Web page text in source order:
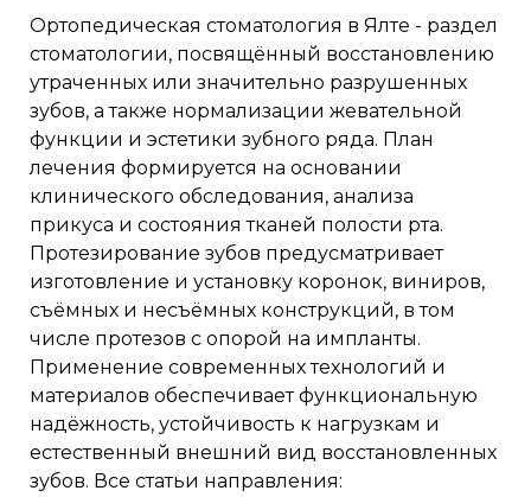
Ортопедическая стоматология в Ялте - раздел
стоматологии, посвящённый восстановлению
утраченных или значительно разрушенных
зубов, а также нормализации жевательной
функции и эстетики зубного ряда. План
лечения формируется на основании
клинического обследования, анализа
прикуса и состояния тканей полости рта.
Протезирование зубов предусматривает
изготовление и установку коронок, виниров,
съёмных и несъёмных конструкций, в том
числе протезов с опорой на импланты.
Применение современных технологий и
материалов обеспечивает функциональную
надёжность, устойчивость к нагрузкам и
естественный внешний вид восстановленных
зубов. Все статьи направления: